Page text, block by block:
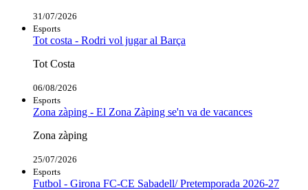
31/07/2026
Esports
Tot costa - Rodri vol jugar al Barça
Tot Costa
06/08/2026
Esports
Zona zàping - El Zona Zàping se'n va de vacances
Zona zàping
25/07/2026
Esports
Futbol - Girona FC-CE Sabadell/ Pretemporada 2026-27